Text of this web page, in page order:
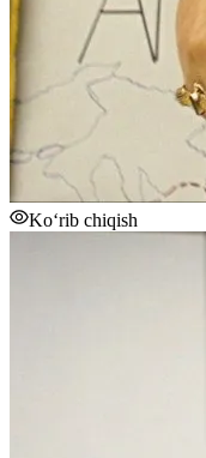
Ko‘rib chiqish